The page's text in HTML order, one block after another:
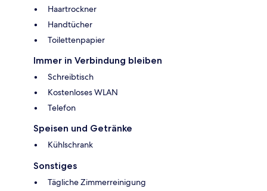
Haartrockner
Handtücher
Toilettenpapier
Immer in Verbindung bleiben
Schreibtisch
Kostenloses WLAN
Telefon
Speisen und Getränke
Kühlschrank
Sonstiges
Tägliche Zimmerreinigung